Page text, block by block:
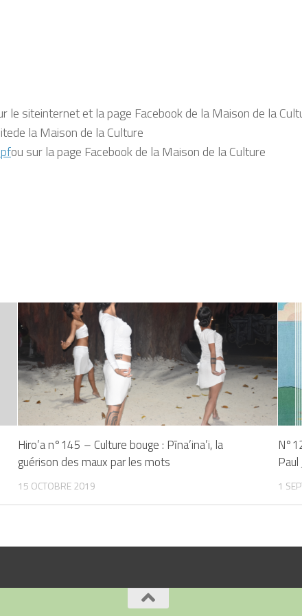
le siteinternet et la page Facebook de la Maison de la
de la Maison de la Culture
ou sur la page Facebook de la Maison de la Culture
Hiro’a n°145 – Culture bouge : Pīna’ina’i, la
guérison des maux par les mots
15 OCTOBRE 2019 1